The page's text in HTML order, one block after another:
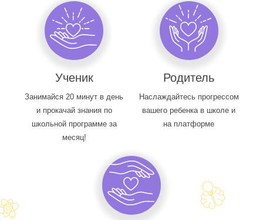
Ученик
Занимайся 20 минут в день
и прокачай знания по
школьной программе за
месяц!
Родитель
Наслаждайтесь прогрессом
вашего ребенка в школе и
на платформе